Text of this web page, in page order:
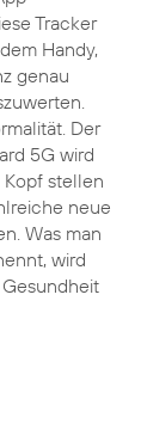
Tracker
Handy,
genau
Der
5G wird
stellen
neue
Was man
wird